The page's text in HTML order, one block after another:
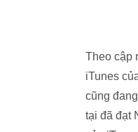
Theo cập
iTunes
cũng
tại đã đạt